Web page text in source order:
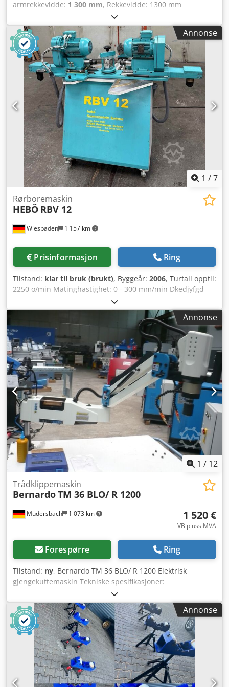
armrekkevidde: 1 300 mm, Rekkevidde: 1300 mm
Lastekapasitet: 12,5 kg Vekt: 33,5 kg Type: MSIP-REM-URK-
UR10 Dsdpfjw N N Dcjx Algskr Årsmodell: 2018
Serienummer: S300711 Lorch S5 RoboMIG XT Cobot-
sveisemaskin 400 A sveiseapparat.
Annonse
1 /7
Wiesbaden 1 157 km
Rørboremaskin
HEBÖ RBV 12
Prisinformasjon Ring
Tilstand: klar til bruk (brukt), Byggeår: 2006, Turtall opptil:
2250 o/min Matinghastighet: 0 - 300 mm/min Dkedjyfgd
Espfx Algsr Driftseffekt per motor: 2,9 kW elektrisk
tilkobling: 400 V Vekt: 395 kg Plassbehov: 4100 x 1670 x
Annonse
1 / 12
Mudersbach 1 073 km
Trådklippemaskin
BernardoTM 36 BLO/ R 1200
1 520 €
VB pluss MVA
Forespørre Ring
Tilstand: ny, Bernardo TM 36 BLO/ R 1200 Elektrisk
gjengekuttemaskin Tekniske spesifikasjoner:
Gjengekapasitet*: M5 - M36 Verktøyfeste: GT 24 Maks.
turtall: 30 - 150 o/min Justerbar vinkel: 0° - 90° Maks.
arbeidsradius: R 1200 mm Hurtigskiftechuck DIN 376: M5-6
/ M8 / M10 / M12 / M14 / M16 / M18 / M20 / M22-24 / M27 /
M30 / M33 / M36 Motoreffekt: 1200 W Spenning: 230 V Vekt
ca.: 35 kg * Materialfasthet 400 N / mm² Leveringsomfang:
- Betjening via berøringsskjerm - Digital dybdeindikator for
boring - Mikrospredesystem - Utblåsningsenhet -
Hurtigskiftefeste - Hurtigskiftechuck iht. DIN - Elektromotor
Annonse